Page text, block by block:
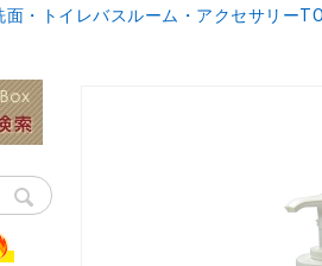
面・トイレバスルーム・アクセサリー